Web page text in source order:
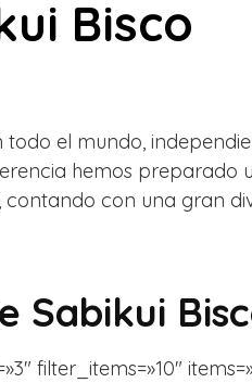
Bisco
el mundo,
hemos
con una gran
Sabikui
filter_items=»10″